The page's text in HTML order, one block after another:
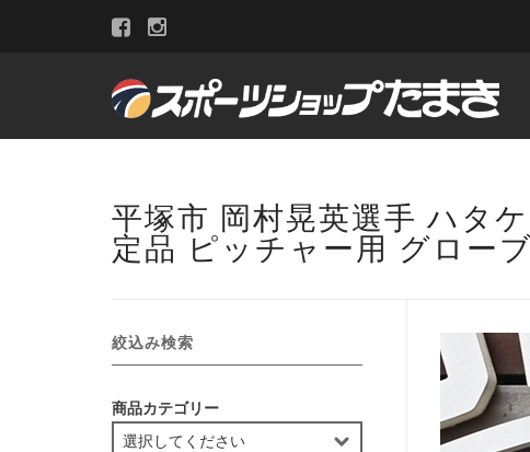
平塚市 岡村晃英選手 ハタ
定品 ピッチャー用 グローブ
絞込み検索
商品カテゴリー